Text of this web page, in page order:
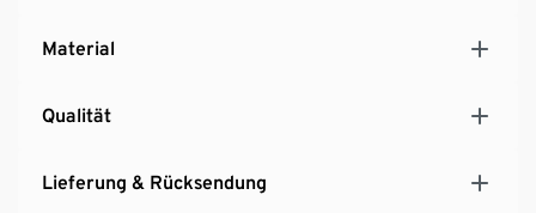
Material
Qualität
Lieferung & Rücksendung